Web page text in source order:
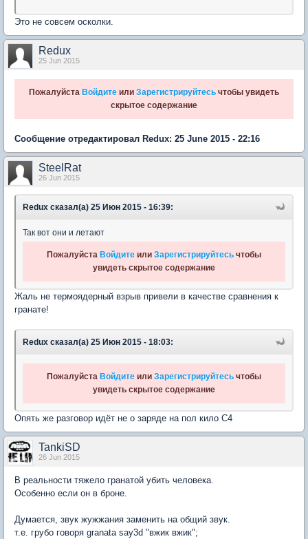
Это не совсем осколки.
Redux
25 Jun 2015
Пожалуйста Войдите или Зарегистрируйтесь чтобы увидеть
скрытое содержание
Сообщение отредактировал Redux: 25 June 2015 - 22:16
SteelRat
26 Jun 2015
Redux сказал(а) 25 Июн 2015 - 16:39:
Так вот они и летают
Пожалуйста Войдите или Зарегистрируйтесь чтобы
увидеть скрытое содержание
Жаль не термоядерный взрыв привели в качестве сравнения к
гранате!
Redux сказал(а) 25 Июн 2015 - 18:03:
Пожалуйста Войдите или Зарегистрируйтесь чтобы
увидеть скрытое содержание
Опять же разговор идёт не о заряде на пол кило С4
TankiSD
26 Jun 2015
В реальности тяжело гранатой убить человека.
Особенно если он в броне.
Думается, звук жужжания заменить на общий звук.
т.е. грубо говоря granata say3d "вжик вжик";